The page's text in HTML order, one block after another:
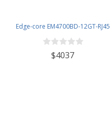
Edge-core EM4700BD-12GT-RJ45
$4037